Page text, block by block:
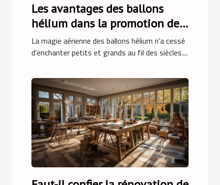
Les avantages des ballons
hélium dans la promotion des
destinations touristiques
La magie aérienne des ballons hélium n'a cessé
d'enchanter petits et grands au fil des siècles....